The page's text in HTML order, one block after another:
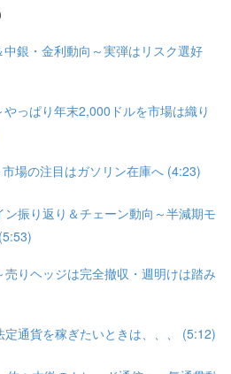
銀・金利動向～実弾はリスク選好
っぱり年末2,000ドルを市場は織り
場の注目はガソリン在庫へ (4:23)
振り返り＆チェーン動向～半減期モ
りヘッジは完全撤収・週明けは踏み
定通貨を稼ぎたいときは、、、 (5:12)